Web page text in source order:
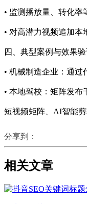
• 监测播放量、转化率
• 对高潜力视频追加本
四、典型案例与效果
• 机械制造企业：通过
• 本地驾校：矩阵发布
短视频矩阵、AI智能
分享到：
相关文章